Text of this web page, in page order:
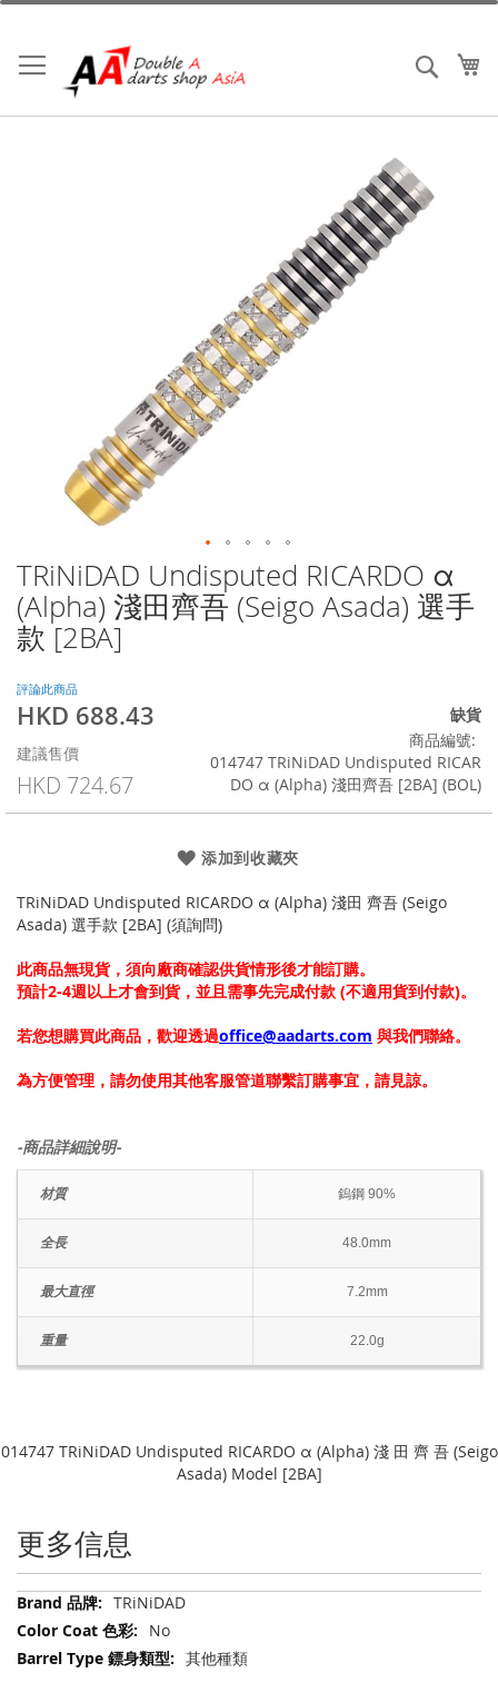
跳
內
容
搜索
TRiNiDAD Undisputed RICARDO α
(Alpha) 淺田齊吾 (Seigo Asada) 選手
款 [2BA]
評論此商品
特
價
格
HKD 688.43
建議售價
HKD 724.67
缺貨
商品編號
014747 TRiNiDAD Undisputed RICAR
DO α (Alpha) 淺田齊吾 [2BA] (BOL)
添加到收藏夾
TRiNiDAD Undisputed RICARDO α (Alpha) 淺田 齊吾 (Seigo
Asada) 選手款 [2BA] (須詢問)
此商品無現貨，須向廠商確認供貨情形後才能訂購。
預計2-4週以上才會到貨，並且需事先完成付款 (不適用貨到付款)。
若您想購買此商品，歡迎透過office@aadarts.com 與我們聯絡。
為方便管理，請勿使用其他客服管道聯繫訂購事宜，請見諒。
-商品詳細說明-
材質 鎢鋼 90%
全長 48.0mm
最大直徑 7.2mm
重量 22.0g
Skip
to
the
beginning
of
the
images
gallery
014747 TRiNiDAD Undisputed RICARDO α (Alpha) 淺 田 齊 吾 (Seigo
Asada) Model [2BA]
更多信息
更
多
息
TRiNiDAD
No
其他種類